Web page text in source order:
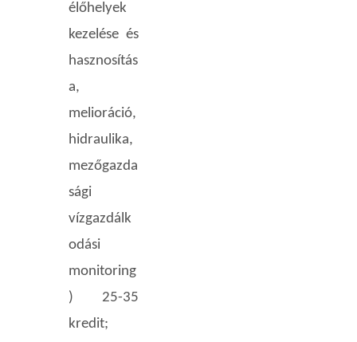
élőhelyek
kezelése és
hasznosítás
a,
melioráció,
hidraulika,
mezőgazda
sági
vízgazdálk
odási
monitoring
) 25-35
kredit;